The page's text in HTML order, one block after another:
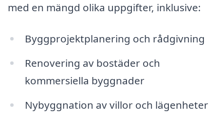
med en mängd olika uppgifter, inklusive:
Byggprojektplanering och rådgivning
Renovering av bostäder och
kommersiella byggnader
Nybyggnation av villor och lägenheter